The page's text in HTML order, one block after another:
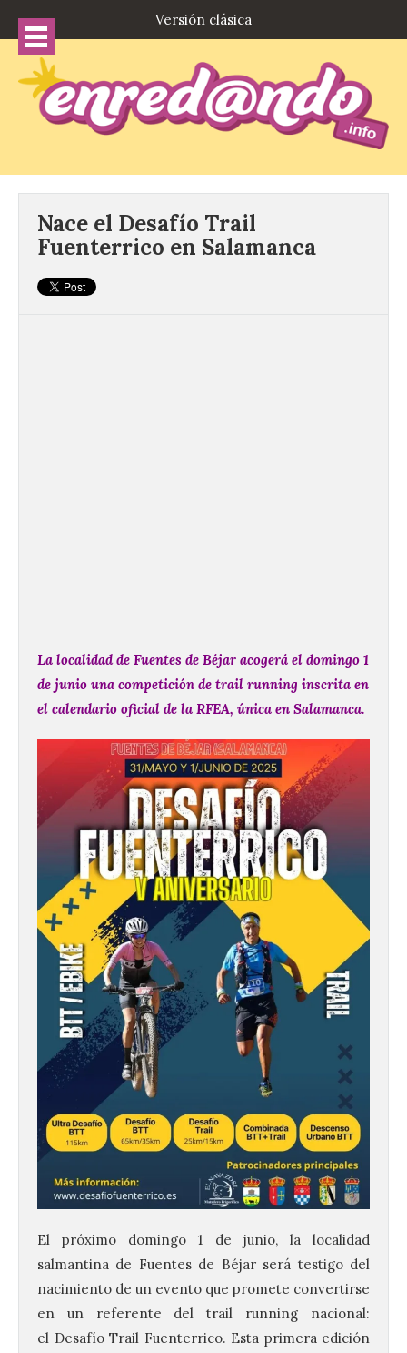
Versión clásica
Nace el Desafío Trail
Fuenterrico en Salamanca
La localidad de Fuentes de Béjar acogerá el domingo 1
de junio una competición de trail running inscrita en
el calendario oficial de la RFEA, única en Salamanca.
El próximo domingo 1 de junio, la localidad
salmantina de Fuentes de Béjar será testigo del
nacimiento de un evento que promete convertirse
en un referente del trail running nacional:
el Desafío Trail Fuenterrico. Esta primera edición